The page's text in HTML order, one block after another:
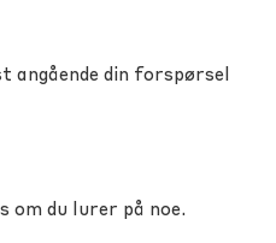
angående din forspørsel
om du lurer på noe.